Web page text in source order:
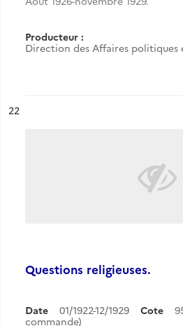
Producteur :
Direction des Affaires politiques
n°
22
Questions religieuses.
Date 01/1922-12/1929 Cote
commande)